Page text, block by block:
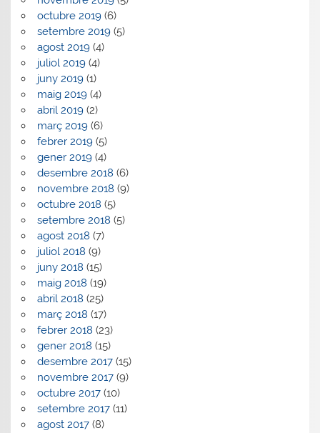
octubre 2019(6)
setembre 2019(5)
agost 2019(4)
juliol 2019(4)
juny 2019(1)
maig 2019(4)
abril 2019(2)
març 2019(6)
febrer 2019(5)
gener 2019(4)
desembre 2018 (6)
novembre 2018 (9)
octubre 2018 (5)
setembre 2018 (5)
agost 2018 (7)
juliol 2018 (9)
juny 2018 (15)
maig 2018 (19)
abril 2018 (25)
març 2018 (17)
febrer 2018 (23)
gener 2018 (15)
desembre 2017(15)
novembre 2017(9)
octubre 2017(10)
setembre 2017(11)
agost 2017(8)